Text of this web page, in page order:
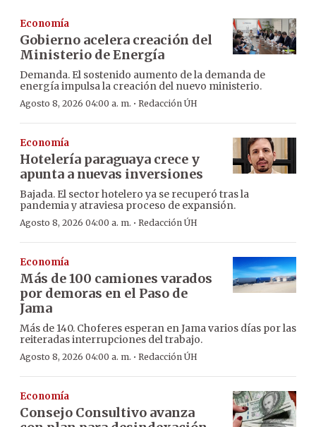
Economía
Gobierno acelera creación del
Ministerio de Energía
Demanda. El sostenido aumento de la demanda de
energía impulsa la creación del nuevo ministerio.
Agosto 8, 2026 04:00 a. m. · Redacción ÚH
Economía
Hotelería paraguaya crece y
apunta a nuevas inversiones
Bajada. El sector hotelero ya se recuperó tras la
pandemia y atraviesa proceso de expansión.
Agosto 8, 2026 04:00 a. m. · Redacción ÚH
Economía
Más de 100 camiones varados
por demoras en el Paso de
Jama
Más de 140. Choferes esperan en Jama varios días por las
reiteradas interrupciones del trabajo.
Agosto 8, 2026 04:00 a. m. · Redacción ÚH
Economía
Consejo Consultivo avanza